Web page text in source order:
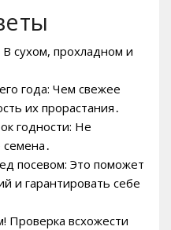
сухом, прохладном и
года: Чем свежее
их прорастания․
годности: Не
посевом: Это поможет
и гарантировать себе
Проверка всхожести